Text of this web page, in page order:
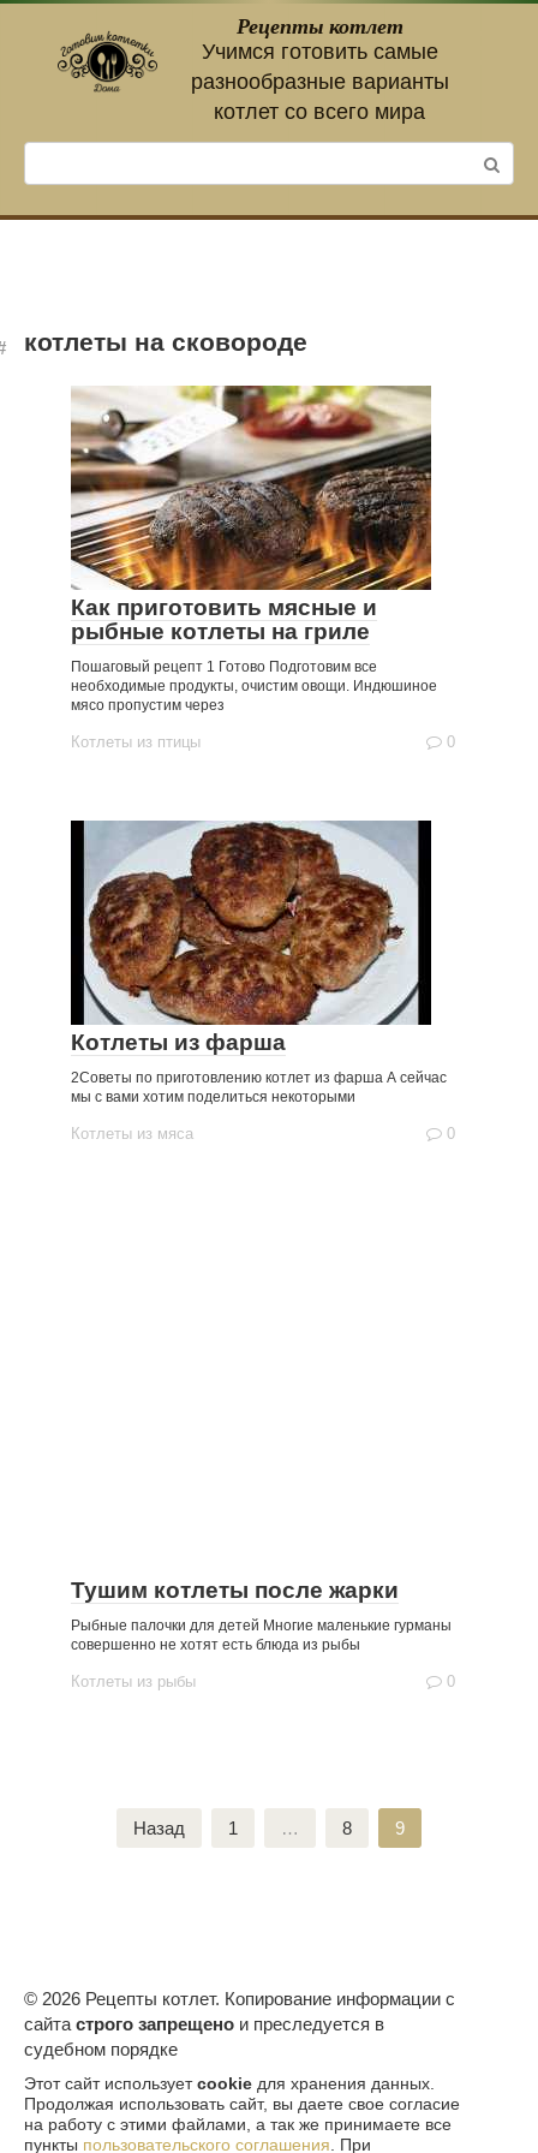
контенту
Рецепты котлет
Учимся готовить самые
разнообразные варианты
котлет со всего мира
котлеты на сковороде
Как приготовить мясные и
рыбные котлеты на гриле
Пошаговый рецепт 1 Готово Подготовим все
необходимые продукты, очистим овощи. Индюшиное
мясо пропустим через
Котлеты из птицы 0
Котлеты из фарша
2Советы по приготовлению котлет из фарша А сейчас
мы с вами хотим поделиться некоторыми
Котлеты из мяса 0
Тушим котлеты после жарки
Рыбные палочки для детей Многие маленькие гурманы
совершенно не хотят есть блюда из рыбы
Котлеты из рыбы 0
Назад 1 … 8 9
© 2026 Рецепты котлет. Копирование информации с
сайта строго запрещено и преследуется в
судебном порядке
Этот сайт использует cookie для хранения данных.
Продолжая использовать сайт, вы даете свое согласие
на работу с этими файлами, а так же принимаете все
пункты пользовательского соглашения. При